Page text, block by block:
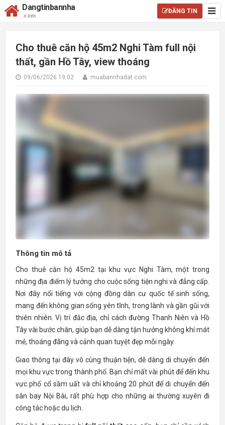
Dangtinbannha
.com
ĐĂNG TIN
Cho thuê căn hộ 45m2 Nghi Tàm full nội
thất, gần Hồ Tây, view thoáng
09/06/2026 19:02 muabannhadat.com
Thông tin mô tả
Cho thuê căn hộ 45m2 tại khu vực Nghi Tàm, một trong
những địa điểm lý tưởng cho cuộc sống tiện nghi và đẳng cấp.
Nơi đây nổi tiếng với cộng đồng dân cư quốc tế sinh sống,
mang đến không gian sống yên tĩnh, trong lành và gần gũi với
thiên nhiên. Vị trí đắc địa, chỉ cách đường Thanh Niên và Hồ
Tây vài bước chân, giúp bạn dễ dàng tận hưởng không khí mát
mẻ, thoáng đãng và cảnh quan tuyệt đẹp mỗi ngày.
Giao thông tại đây vô cùng thuận tiện, dễ dàng di chuyển đến
mọi khu vực trong thành phố. Bạn chỉ mất vài phút để đến khu
vực phố cổ sầm uất và chỉ khoảng 20 phút để di chuyển đến
sân bay Nội Bài, rất phù hợp cho những ai thường xuyên đi
công tác hoặc du lịch.